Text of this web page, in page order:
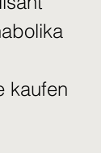
kaufen